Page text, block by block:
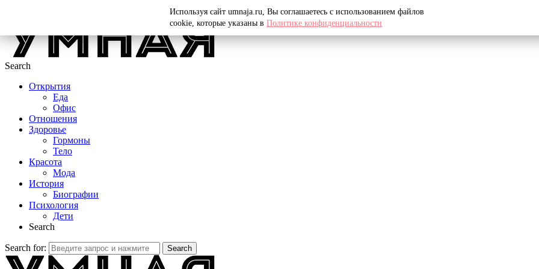
Search
Открытия
Еда
Офис
Отношения
Здоровье
Гормоны
Тело
Красота
Мода
История
Биографии
Психология
Дети
Search
Search for: Search
Используя сайт umnaja.ru, Вы соглашаетесь с использованием файлов
cookie, которые указаны в Политике конфиденциальности